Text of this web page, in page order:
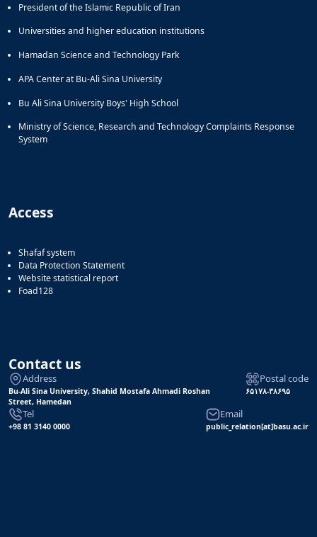
President of the Islamic Republic of Iran
Universities and higher education institutions
Hamadan Science and Technology Park
APA Center at Bu-Ali Sina University
Bu Ali Sina University Boys' High School
Ministry of Science, Research and Technology Complaints Response
System
Access
Shafaf system
Data Protection Statement
Website statistical report
Foad128
Contact us
Address
Bu-Ali Sina University, Shahid Mostafa Ahmadi Roshan
Street, Hamedan
Postal code
۶۵۱۷۸-۳۸۶۹۵
Tel
+98 81 3140 0000
Email
public_relation[at]basu.ac.ir